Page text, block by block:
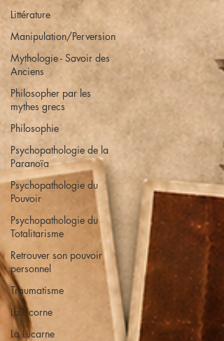
Littérature
Manipulation/Perversion
Mythologie - Savoir des
Anciens
Philosopher par les
mythes grecs
Philosophie
Psychopathologie de la
Paranoïa
Psychopathologie du
Pouvoir
Psychopathologie du
Totalitarisme
Retrouver son pouvoir
personnel
Traumatisme
La Licorne
La Lucarne